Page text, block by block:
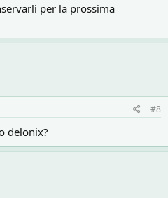
per la prossima
#8
delonix?